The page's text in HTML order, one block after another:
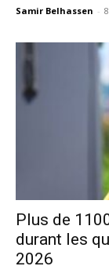
Samir Belhassen -
Plus de
durant les
2026